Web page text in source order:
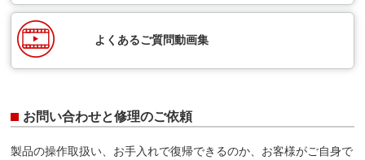
よくあるご質問動画集
お問い合わせと修理のご依頼
製品の操作取扱い、お手入れで復帰できるのか、お客様がご自身で